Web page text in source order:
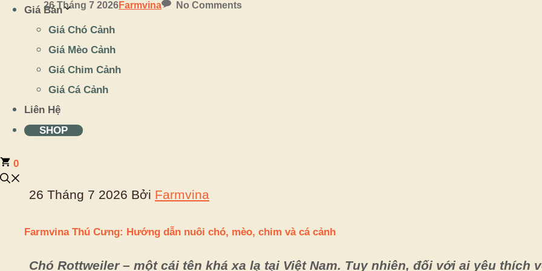
Giá Bán
Giá Chó Cảnh
Giá Mèo Cảnh
Giá Chim Cảnh
Giá Cá Cảnh
Liên Hệ
SHOP
0
Farmvina Thú Cưng: Hướng dẫn nuôi chó, mèo, chim và cá cảnh
26 Tháng 7 2026Farmvina No Comments
26 Tháng 7 2026 Bởi Farmvina
Chó Rottweiler – một cái tên khá xa lạ tại Việt Nam. Tuy nhiên, đối với ai yêu thích